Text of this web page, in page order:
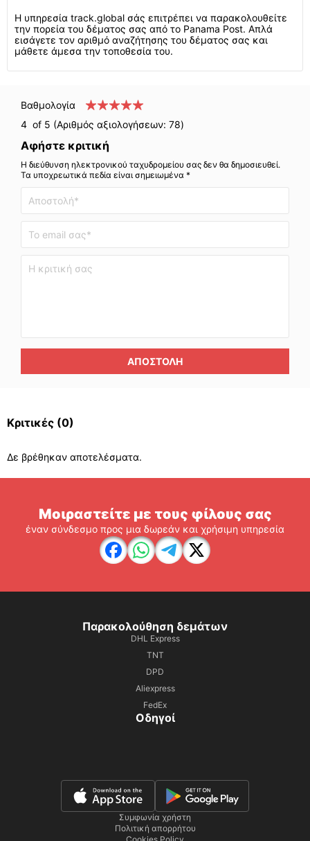
Η υπηρεσία track.global σάς επιτρέπει να παρακολουθείτε
την πορεία του δέματος σας από το Panama Post. Απλά
εισάγετε τον αριθμό αναζήτησης του δέματος σας και
μάθετε άμεσα την τοποθεσία του.
Βαθμολογία
4 of 5 (Αριθμός αξιολογήσεων: 78)
Αφήστε κριτική
Η διεύθυνση ηλεκτρονικού ταχυδρομείου σας δεν θα δημοσιευθεί.
Τα υποχρεωτικά πεδία είναι σημειωμένα *
ΑΠΟΣΤΟΛΉ
Κριτικές (0)
Δε βρέθηκαν αποτελέσματα.
Μοιραστείτε με τους φίλους σας
έναν σύνδεσμο προς μια δωρεάν και χρήσιμη υπηρεσία
Παρακολούθηση δεμάτων
DHL Express
TNT
DPD
Aliexpress
FedEx
Οδηγοί
Συμφωνία χρήστη
Πολιτική απορρήτου